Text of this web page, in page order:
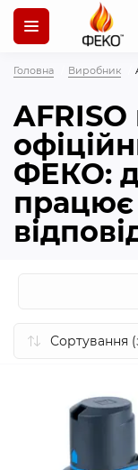
Головна Виробник
ФЕКО:
працює